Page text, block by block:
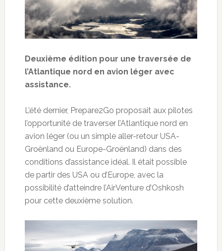
Deuxième édition pour une traversée de
l’Atlantique nord en avion léger avec
assistance.
L’été dernier, Prepare2Go proposait aux pilotes
l’opportunité de traverser l’Atlantique nord en
avion léger (ou un simple aller-retour USA-
Groënland ou Europe-Groënland) dans des
conditions d’assistance idéal. Il était possible
de partir des USA ou d’Europe, avec la
possibilité d’atteindre l’AirVenture d’Oshkosh
pour cette deuxième solution.